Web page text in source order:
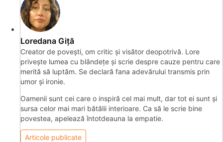
Loredana Giță
Creator de povești, om critic și visător deopotrivă. Lore
privește lumea cu blândețe și scrie despre cauze pentru care
merită să luptăm. Se declară fana adevărului transmis prin
umor și ironie.
Oamenii sunt cei care o inspiră cel mai mult, dar tot ei sunt şi
sursa celor mai mari bătălii interioare. Ca să le scrie bine
povestea, apelează întotdeauna la empatie.
Articole publicate